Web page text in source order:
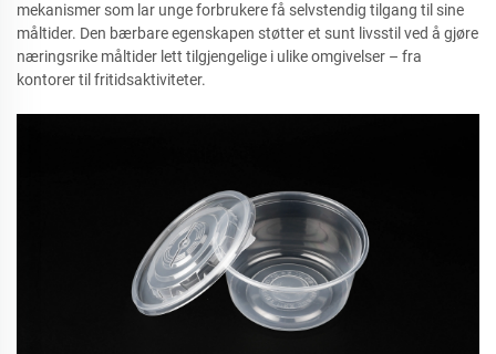
mekanismer som lar unge forbrukere få selvstendig tilgang til sine
måltider. Den bærbare egenskapen støtter et sunt livsstil ved å gjøre
næringsrike måltider lett tilgjengelige i ulike omgivelser – fra
kontorer til fritidsaktiviteter.